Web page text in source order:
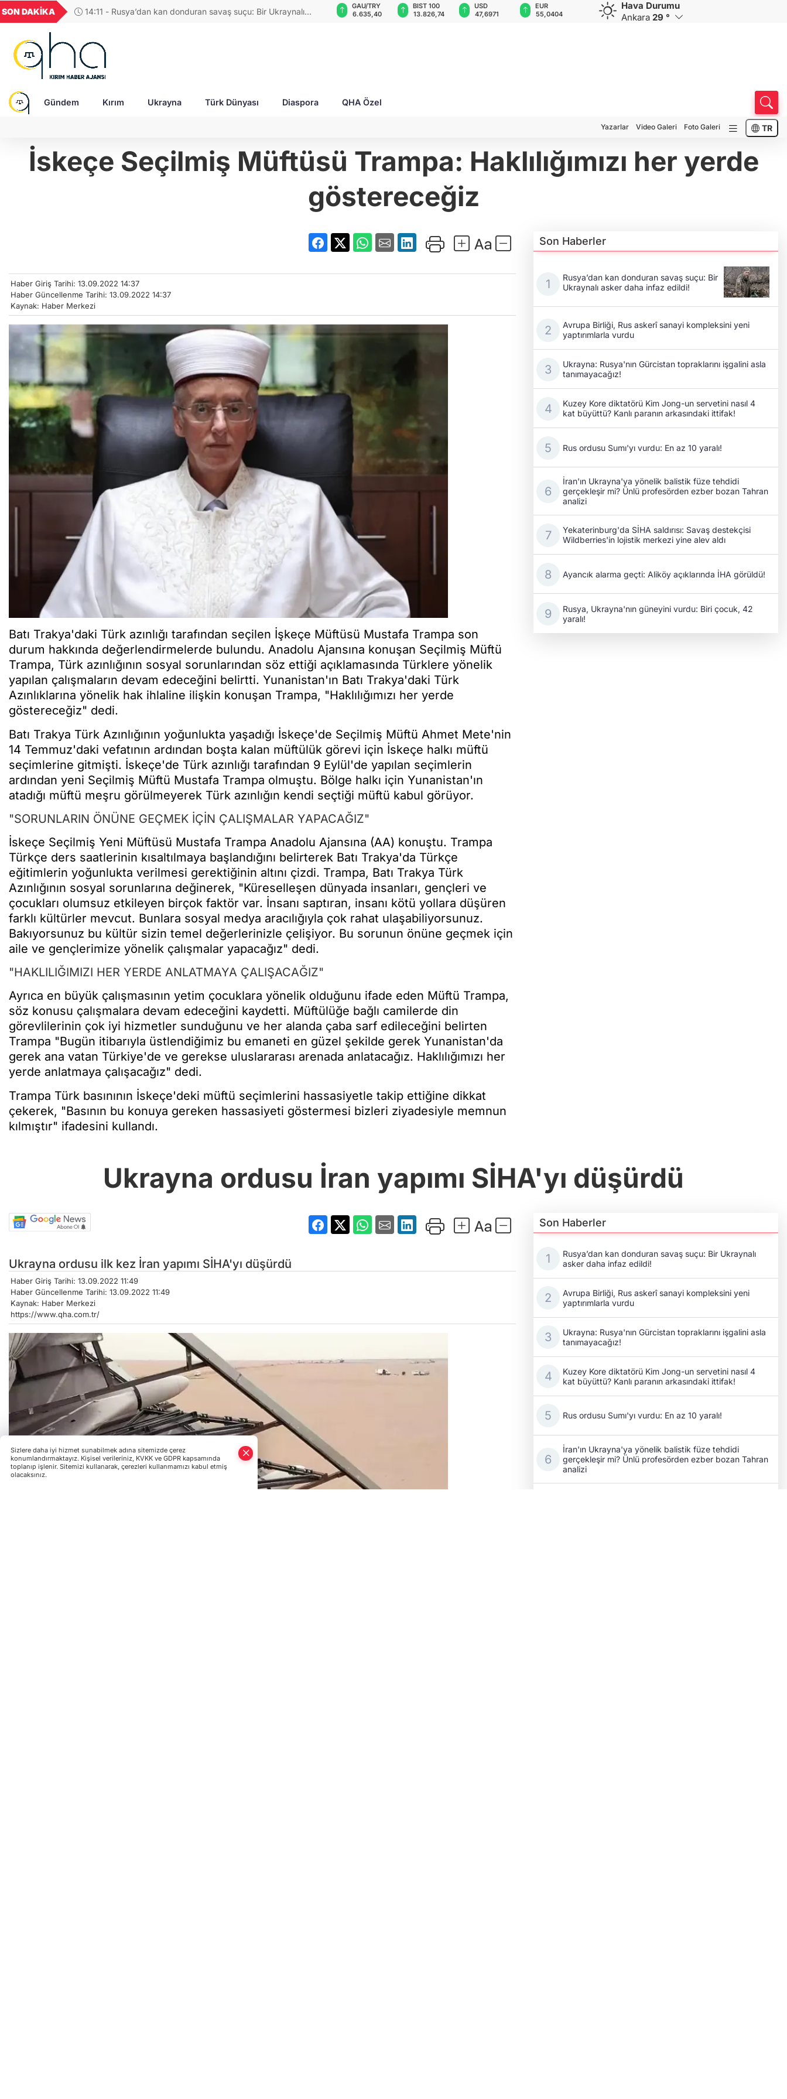
SON DAKİKA
14:07 - Avrupa Birliği, Rus askerî sanayi kompleksini yeni
GEL
18,2398
16,2345
27,9743
0,0018
6.635,40
BIST 100
13.826,74
USD
47,6971
EUR
55,0404
GBP
64,1728
CHF
58,8708
CAD
34,0208
Hava Durumu
Ankara 29 °
Gündem Kırım Ukrayna Türk Dünyası Diaspora QHA Özel
Yazarlar Video Galeri Foto Galeri TR
İskeçe Seçilmiş Müftüsü Trampa: Haklılığımızı her yerde
göstereceğiz
Haber Giriş Tarihi: 13.09.2022 14:37
Haber Güncellenme Tarihi: 13.09.2022 14:37
Kaynak: Haber Merkezi
Batı Trakya'daki Türk azınlığı tarafından seçilen İşkeçe Müftüsü Mustafa Trampa son
durum hakkında değerlendirmelerde bulundu. Anadolu Ajansına konuşan Seçilmiş Müftü
Trampa, Türk azınlığının sosyal sorunlarından söz ettiği açıklamasında Türklere yönelik
yapılan çalışmaların devam edeceğini belirtti. Yunanistan'ın Batı Trakya'daki Türk
Azınlıklarına yönelik hak ihlaline ilişkin konuşan Trampa, "Haklılığımızı her yerde
göstereceğiz" dedi.
Batı Trakya Türk Azınlığının yoğunlukta yaşadığı İskeçe'de Seçilmiş Müftü Ahmet Mete'nin
14 Temmuz'daki vefatının ardından boşta kalan müftülük görevi için İskeçe halkı müftü
seçimlerine gitmişti. İskeçe'de Türk azınlığı tarafından 9 Eylül'de yapılan seçimlerin
ardından yeni Seçilmiş Müftü Mustafa Trampa olmuştu. Bölge halkı için Yunanistan'ın
atadığı müftü meşru görülmeyerek Türk azınlığın kendi seçtiği müftü kabul görüyor.
"SORUNLARIN ÖNÜNE GEÇMEK İÇİN ÇALIŞMALAR YAPACAĞIZ"
İskeçe Seçilmiş Yeni Müftüsü Mustafa Trampa Anadolu Ajansına (AA) konuştu. Trampa
Türkçe ders saatlerinin kısaltılmaya başlandığını belirterek Batı Trakya'da Türkçe
eğitimlerin yoğunlukta verilmesi gerektiğinin altını çizdi. Trampa, Batı Trakya Türk
Azınlığının sosyal sorunlarına değinerek, "Küreselleşen dünyada insanları, gençleri ve
çocukları olumsuz etkileyen birçok faktör var. İnsanı saptıran, insanı kötü yollara düşüren
farklı kültürler mevcut. Bunlara sosyal medya aracılığıyla çok rahat ulaşabiliyorsunuz.
Bakıyorsunuz bu kültür sizin temel değerlerinizle çelişiyor. Bu sorunun önüne geçmek için
aile ve gençlerimize yönelik çalışmalar yapacağız" dedi.
"HAKLILIĞIMIZI HER YERDE ANLATMAYA ÇALIŞACAĞIZ"
Ayrıca en büyük çalışmasının yetim çocuklara yönelik olduğunu ifade eden Müftü Trampa,
söz konusu çalışmalara devam edeceğini kaydetti. Müftülüğe bağlı camilerde din
görevlilerinin çok iyi hizmetler sunduğunu ve her alanda çaba sarf edileceğini belirten
Trampa "Bugün itibarıyla üstlendiğimiz bu emaneti en güzel şekilde gerek Yunanistan'da
gerek ana vatan Türkiye'de ve gerekse uluslararası arenada anlatacağız. Haklılığımızı her
yerde anlatmaya çalışacağız" dedi.
Trampa Türk basınının İskeçe'deki müftü seçimlerini hassasiyetle takip ettiğine dikkat
çekerek, "Basının bu konuya gereken hassasiyeti göstermesi bizleri ziyadesiyle memnun
kılmıştır" ifadesini kullandı.
Son Haberler
Rusya’dan kan donduran savaş suçu: Bir
Ukraynalı asker daha infaz edildi!
Avrupa Birliği, Rus askerî sanayi kompleksini yeni
yaptırımlarla vurdu
Ukrayna: Rusya'nın Gürcistan topraklarını işgalini asla
tanımayacağız!
Kuzey Kore diktatörü Kim Jong-un servetini nasıl 4
kat büyüttü? Kanlı paranın arkasındaki ittifak!
Rus ordusu Sumı'yı vurdu: En az 10 yaralı!
İran'ın Ukrayna'ya yönelik balistik füze tehdidi
gerçekleşir mi? Ünlü profesörden ezber bozan Tahran
analizi
Yekaterinburg'da SİHA saldırısı: Savaş destekçisi
Wildberries'in lojistik merkezi yine alev aldı
Ayancık alarma geçti: Aliköy açıklarında İHA görüldü!
Rusya, Ukrayna'nın güneyini vurdu: Biri çocuk, 42
yaralı!
Ukrayna ordusu İran yapımı SİHA'yı düşürdü
Ukrayna ordusu ilk kez İran yapımı SİHA'yı düşürdü
Haber Giriş Tarihi: 13.09.2022 11:49
Haber Güncellenme Tarihi: 13.09.2022 11:49
Kaynak: Haber Merkezi
https://www.qha.com.tr/
Son Haberler
Rusya’dan kan donduran savaş suçu: Bir Ukraynalı
asker daha infaz edildi!
Avrupa Birliği, Rus askerî sanayi kompleksini yeni
yaptırımlarla vurdu
Ukrayna: Rusya'nın Gürcistan topraklarını işgalini asla
tanımayacağız!
Kuzey Kore diktatörü Kim Jong-un servetini nasıl 4
kat büyüttü? Kanlı paranın arkasındaki ittifak!
Rus ordusu Sumı'yı vurdu: En az 10 yaralı!
İran'ın Ukrayna'ya yönelik balistik füze tehdidi
gerçekleşir mi? Ünlü profesörden ezber bozan Tahran
analizi
Sizlere daha iyi hizmet sunabilmek adına sitemizde çerez
konumlandırmaktayız. Kişisel verileriniz, KVKK ve GDPR kapsamında
toplanıp işlenir. Sitemizi kullanarak, çerezleri kullanmamızı kabul etmiş
olacaksınız.